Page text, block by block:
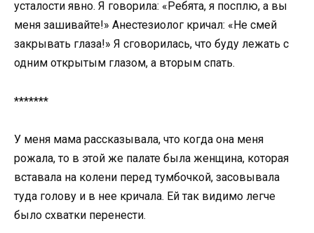
усталости явно. Я говорила: «Ребята, я посплю, а вы
меня зашивайте!» Анестезиолог кричал: «Не смей
закрывать глаза!» Я сговорилась, что буду лежать с
одним открытым глазом, а вторым спать.
*******
У меня мама рассказывала, что когда она меня
рожала, то в этой же палате была женщина, которая
вставала на колени перед тумбочкой, засовывала
туда голову и в нее кричала. Ей так видимо легче
было схватки перенести.